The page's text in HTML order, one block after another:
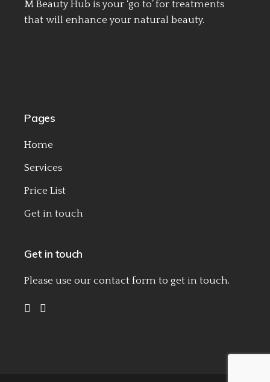
M Beauty Hub is your ‘go to’ for treatments
that will enhance your natural beauty.
Pages
Home
Services
Price List
Get in touch
Get in touch
Please use ourcontact form to get in touch.